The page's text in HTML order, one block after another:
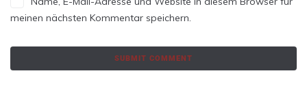
meinen nächsten Kommentar speichern.